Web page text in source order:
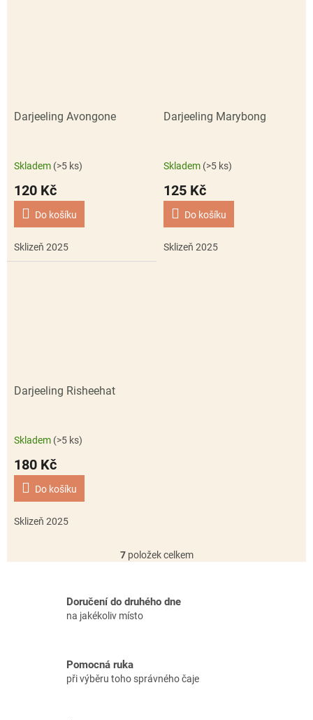
Darjeeling Avongone
Skladem (>5 ks)
120 Kč
Do košíku
Sklizeň 2025
Darjeeling Marybong
Skladem (>5 ks)
125 Kč
Do košíku
Sklizeň 2025
Darjeeling Risheehat
Skladem (>5 ks)
180 Kč
Do košíku
Sklizeň 2025
O
á
r
7položek celkem
Doručení do druhého dne
na jakékoliv místo
Pomocná ruka
při výběru toho správného čaje